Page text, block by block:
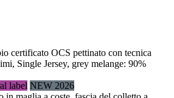
certificato OCS pettinato con tecnica
Single Jersey, grey melange: 90%
label NEW 2026